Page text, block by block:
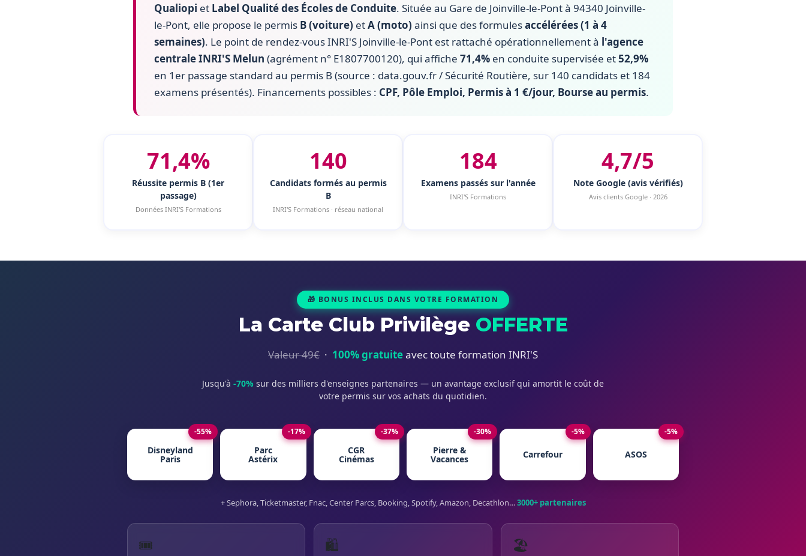
Qualiopi et Label Qualité des Écoles de Conduite. Située au Gare de Joinville-le-Pont à 94340 Joinville-
le-Pont, elle propose le permis B (voiture) etA (moto) ainsi que des formulesaccélérées (1 à 4
semaines). Le point de rendez-vous INRI'S Joinville-le-Pont est rattaché opérationnellement à l'agence
centrale INRI'S Melun (agrément n° E1807700120), qui affiche 71,4% en conduite supervisée et52,9%
en 1er passage standard au permis B (source : data.gouv.fr / Sécurité Routière, sur 140 candidats et 184
examens présentés). Financements possibles : CPF, Pôle Emploi, Permis à 1 €/jour, Bourse au permis.
71,4%
Réussite permis B (1er
passage)
Données INRI'S Formations
140
Candidats formés au permis
B
INRI'S Formations · réseau national
184
Examens passés sur l'année
INRI'S Formations
4,7/5
Note Google (avis vérifiés)
Avis clients Google · 2026
🎁 BONUS INCLUS DANS VOTRE FORMATION
La Carte Club Privilège OFFERTE
Valeur 49€ · 100% gratuiteavec toute formation INRI'S
Jusqu'à -70% sur des milliers d'enseignes partenaires — un avantage exclusif qui amortit le coût de
votre permis sur vos achats du quotidien.
-55%
Disneyland
Paris
-17%
Parc
Astérix
-37%
CGR
Cinémas
-30%
Pierre &
Vacances
-5%
Carrefour
-5%
ASOS
+ Sephora, Ticketmaster, Fnac, Center Parcs, Booking, Spotify, Amazon, Decathlon…3000+ partenaires
🎟️ 🛍️ 🏖️